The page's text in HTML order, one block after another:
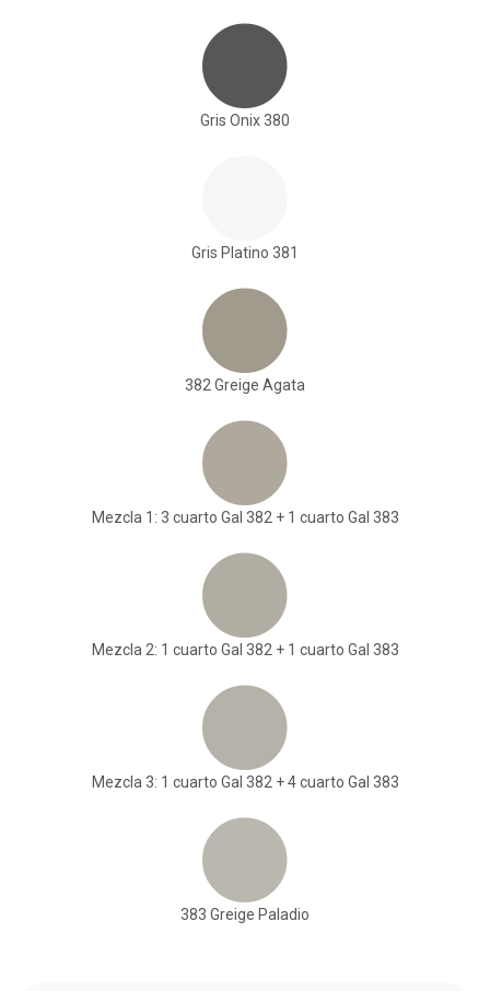
Gris Onix 380
Gris Platino 381
382 Greige Agata
Mezcla 1: 3 cuarto Gal 382 + 1 cuarto Gal 383
Mezcla 2: 1 cuarto Gal 382 + 1 cuarto Gal 383
Mezcla 3: 1 cuarto Gal 382 + 4 cuarto Gal 383
383 Greige Paladio